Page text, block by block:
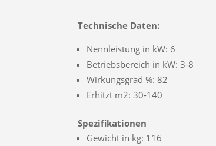
Technische Daten:
Nennleistung in kW: 6
Betriebsbereich in kW: 3-8
Wirkungsgrad %: 82
Erhitzt m2: 30-140
Spezifikationen
Gewicht in kg: 116